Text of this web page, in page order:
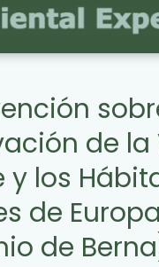
de la
y los
de Europa
de